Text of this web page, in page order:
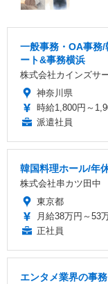
一般事務・OA事務
ート&事務横浜
株式会社カインズサ
神奈川県
時給1,800円～
派遣社員
韓国料理ホール/年
株式会社串カツ田中
東京都
月給38万円～53
正社員
エンタメ業界の事